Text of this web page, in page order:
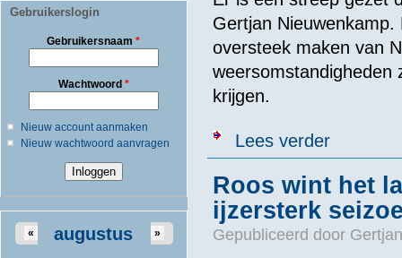
Gebruikerslogin
Gebruikersnaam*
Wachtwoord *
Nieuw account aanmaken
Nieuw wachtwoord aanvragen
augustus
« »
Gertjan Nieuwenkamp.
oversteek maken van
weersomstandigheden
krijgen.
Lees verderover
Roos wint het
ijzersterk
Gepubliceerd door